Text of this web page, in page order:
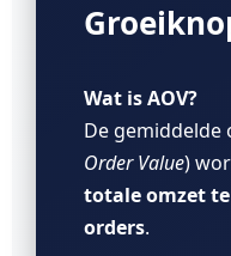
Wat is AOV?
De gemiddelde
Order Value)
totale omzet
orders.